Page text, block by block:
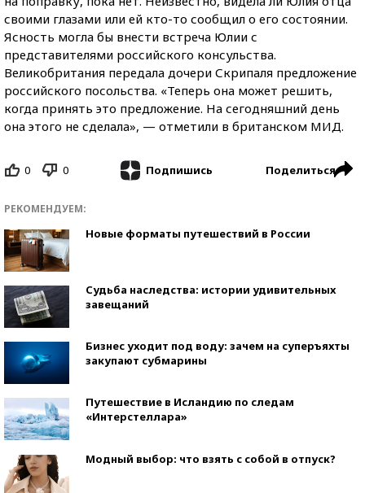
своими глазами или ей кто-то сообщил о его состоянии.
Ясность могла бы внести встреча Юлии с
представителями российского консульства.
Великобритания передала дочери Скрипаля предложение
российского посольства. «Теперь она может решить,
когда принять это предложение. На сегодняшний день
она этого не сделала», — отметили в британском МИД.
0 0 Подпишись Поделиться
РЕКОМЕНДУЕМ:
Новые форматы путешествий в России
Судьба наследства: истории удивительных
завещаний
Бизнес уходит под воду: зачем на суперъяхты
закупают субмарины
Путешествие в Исландию по следам
«Интерстеллара»
Модный выбор: что взять с собой в отпуск?